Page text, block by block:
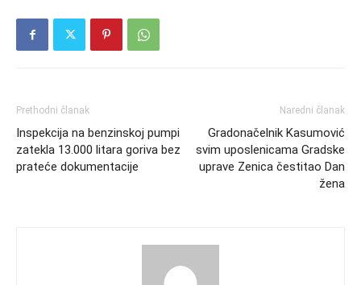
Prethodni članak
Inspekcija na benzinskoj pumpi
zatekla 13.000 litara goriva bez
prateće dokumentacije
Naredni članak
Gradonačelnik Kasumović
svim uposlenicama Gradske
uprave Zenica čestitao Dan
žena